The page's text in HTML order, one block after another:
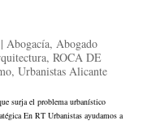
Abogacía, Abogado
, ROCA DE
, Urbanistas Alicante
surja el problema urbanístico
En RT Urbanistas ayudamos a